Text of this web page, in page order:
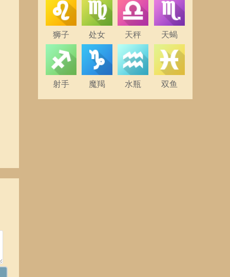
狮子 处女 天秤 天蝎
射手 魔羯 水瓶 双鱼